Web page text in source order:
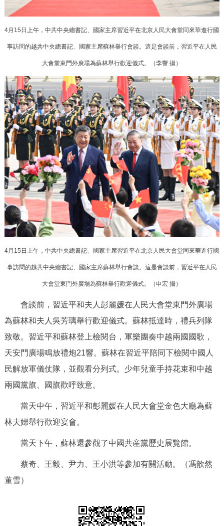
4月15日上午，中共中央總書記、國家主席習近平在北京人民大會堂同來華進行國
事訪問的越共中央總書記、國家主席蘇林舉行會談。這是會談前，習近平在人民
大會堂東門外廣場為蘇林舉行歡迎儀式。（李響 攝）
4月15日上午，中共中央總書記、國家主席習近平在北京人民大會堂同來華進行國
事訪問的越共中央總書記、國家主席蘇林舉行會談。這是會談前，習近平在人民
大會堂東門外廣場為蘇林舉行歡迎儀式。（申宏 攝）
會談前，習近平和夫人彭麗媛在人民大會堂東門外廣場
為蘇林和夫人吳芳璃舉行歡迎儀式。蘇林抵達時，禮兵列隊
致敬。習近平和蘇林登上檢閱台，軍樂團奏中越兩國國歌，
天安門廣場鳴放禮炮21響。蘇林在習近平陪同下檢閱中國人
民解放軍儀仗隊，並觀看分列式。少年兒童手持花束和中越
兩國黨旗、國旗歡呼致意。
當天中午，習近平和彭麗媛在人民大會堂金色大廳為蘇
林夫婦舉行歡迎宴會。
當天下午，蘇林還參觀了中國共産黨歷史展覽館。
蔡奇、王毅、尹力、王小洪等參加有關活動。
（馮歆然
董雪）